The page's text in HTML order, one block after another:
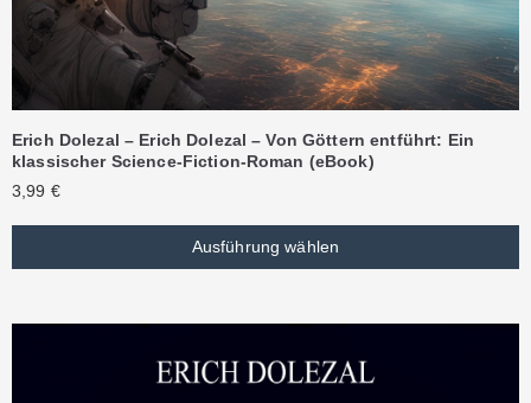
Erich Dolezal – Erich Dolezal – Von Göttern entführt: Ein
klassischer Science-Fiction-Roman (eBook)
3,99 €
Ausführung wählen